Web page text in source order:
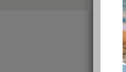
Et oui
Ils ont une
de l an
Baptiste s